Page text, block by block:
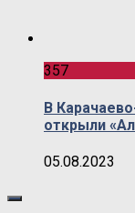
357
В
открыли
05.08.2023